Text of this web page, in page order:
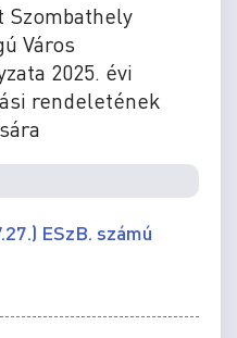
Szombathely
Város
2025. évi
rendeletének
ESzB. számú